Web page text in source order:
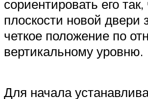
сориентировать его
плоскости новой двери
четкое положение по
вертикальному уровню.
Для начала